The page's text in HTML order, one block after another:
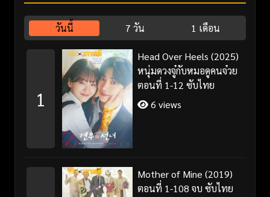
วันนี้ 7 วัน 1 เดือน
1
Head Over Heels (2025)
หนุ่มดวงจู๋กับหมอดูคนจ๋วย
ตอนที่ 1-12 ซับไทย
6 views
Mother of Mine (2019)
ตอนที่ 1-108 จบ ซับไทย